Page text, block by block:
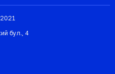
бул., 4